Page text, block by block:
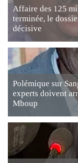
Affaire des 125
terminée, le
décisive
Polémique sur
experts doivent
Mboup